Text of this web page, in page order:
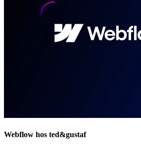
Webflow hos ted&gustaf